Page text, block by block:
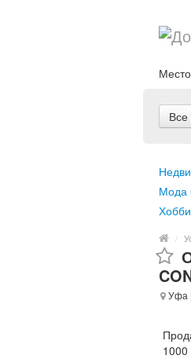
Все
Мода
/
Уфа